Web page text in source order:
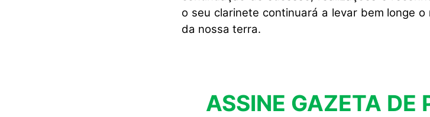
o seu clarinete continuará a levar bem longe
da nossa terra.
ASSINE GAZETA DE